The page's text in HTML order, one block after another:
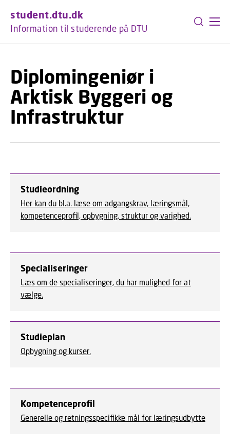
student.dtu.dk
Information til studerende på DTU
Diplomingeniør i
Arktisk Byggeri og
Infrastruktur
Studieordning
Her kan du bl.a. læse om adgangskrav, læringsmål,
kompetenceprofil, opbygning, struktur og varighed.
Specialiseringer
Læs om de specialiseringer, du har mulighed for at
vælge.
Studieplan
Opbygning og kurser.
Kompetenceprofil
Generelle og retningsspecifikke mål for læringsudbytte